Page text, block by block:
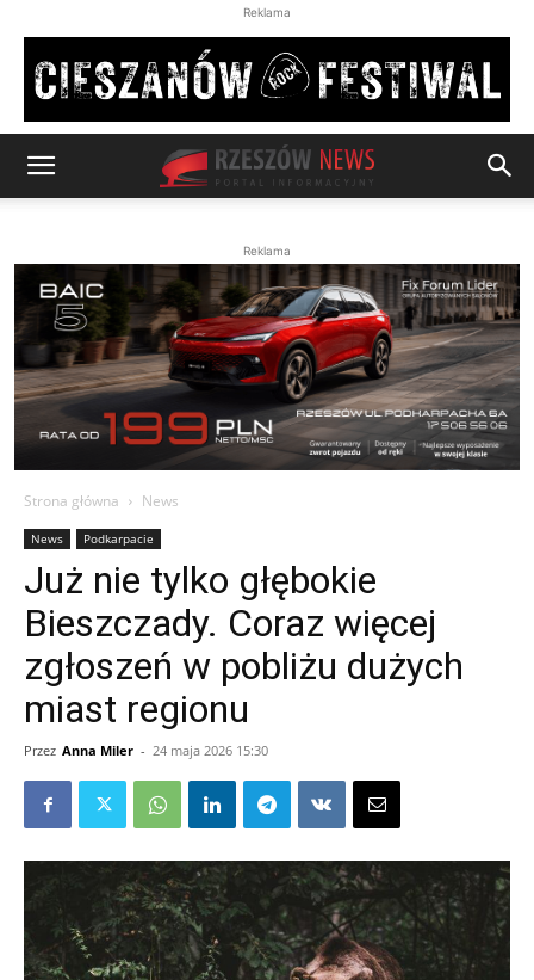
Reklama
Reklama
Strona główna News
News Podkarpacie
Już nie tylko głębokie
Bieszczady. Coraz więcej
zgłoszeń w pobliżu dużych
miast regionu
Przez Anna Miler - 24 maja 2026 15:30